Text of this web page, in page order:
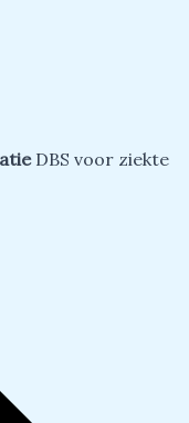
DBS voor ziekte